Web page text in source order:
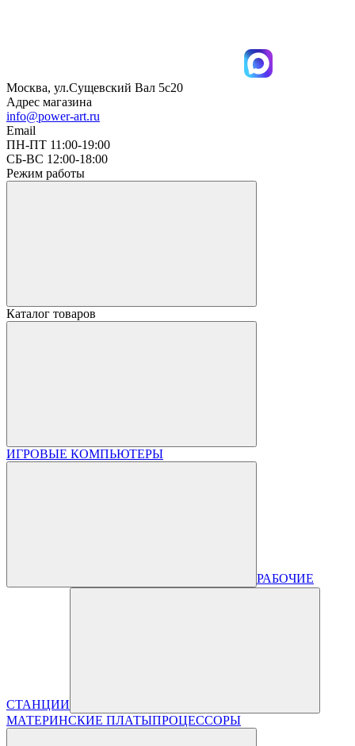
Москва, ул.Сущевский Вал 5с20
Адрес магазина
info@power-art.ru
Email
ПН-ПТ 11:00-19:00
СБ-ВС 12:00-18:00
Режим работы
Каталог товаров
ИГРОВЫЕ КОМПЬЮТЕРЫ
РАБОЧИЕ
СТАНЦИИ
МАТЕРИНСКИЕ ПЛАТЫПРОЦЕССОРЫ